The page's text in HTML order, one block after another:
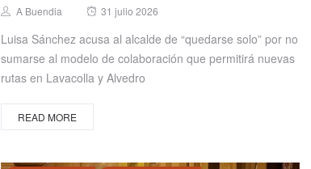
Author
A Buendia
Posted
31 julio 2026
Luisa Sánchez acusa al alcalde de “quedarse solo” por no
sumarse al modelo de colaboración que permitirá nuevas
rutas en Lavacolla y Alvedro
READ MORE